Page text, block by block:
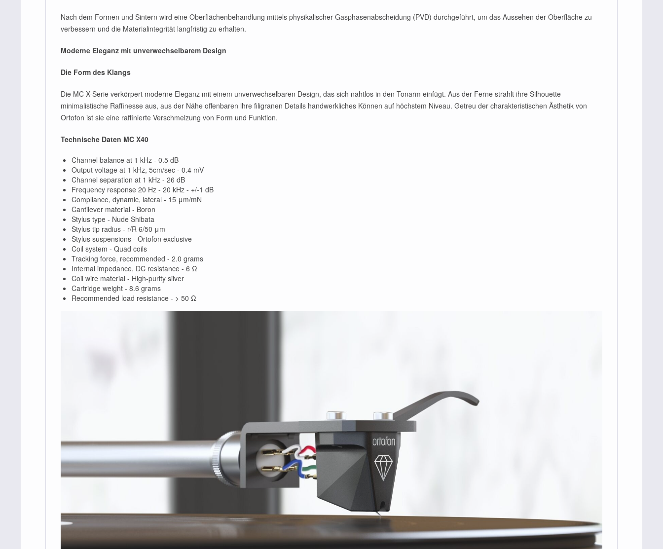
Nach dem Formen und Sintern wird eine Oberflächenbehandlung mittels physikalischer Gasphasenabscheidung (PVD) durchgeführt, um das Aussehen der Oberfläche zu
verbessern und die Materialintegrität langfristig zu erhalten.
Moderne Eleganz mit unverwechselbarem Design
Die Form des Klangs
Die MC X-Serie verkörpert moderne Eleganz mit einem unverwechselbaren Design, das sich nahtlos in den Tonarm einfügt. Aus der Ferne strahlt ihre Silhouette
minimalistische Raffinesse aus, aus der Nähe offenbaren ihre filigranen Details handwerkliches Können auf höchstem Niveau. Getreu der charakteristischen Ästhetik von
Ortofon ist sie eine raffinierte Verschmelzung von Form und Funktion.
Technische Daten MC X40
Channel balance at 1 kHz - 0.5 dB
Output voltage at 1 kHz, 5cm/sec - 0.4 mV
Channel separation at 1 kHz - 26 dB
Frequency response 20 Hz - 20 kHz - +/-1 dB
Compliance, dynamic, lateral - 15 μm/mN
Cantilever material - Boron
Stylus type - Nude Shibata
Stylus tip radius - r/R 6/50 μm
Stylus suspensions - Ortofon exclusive
Coil system - Quad coils
Tracking force, recommended - 2.0 grams
Internal impedance, DC resistance - 6 Ω
Coil wire material - High-purity silver
Cartridge weight - 8.6 grams
Recommended load resistance - > 50 Ω